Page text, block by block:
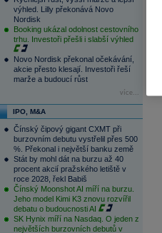
výhled. Lilly překonává Novo
Nordisk
Booking ukázal odolnost cestovního
trhu. Investoři přešli i slabší výhled
Novo Nordisk překonal očekávání,
akcie přesto klesají. Investoři řeší
marže a budoucí růst
více...
IPO, M&A
Čínský čipový gigant CXMT při
burzovním debutu vystřelil přes 500
%. Překonal i největší banku země
Stát by mohl dát na burzu až 40
procent akcií pražského letiště v
roce 2028, řekl Babiš
Čínský Moonshot AI míří na burzu.
Jeho model Kimi K3 znovu rozvířil
debatu o budoucnosti AI
SK Hynix míří na Nasdaq. O jeden z
největších burzovních debutů v